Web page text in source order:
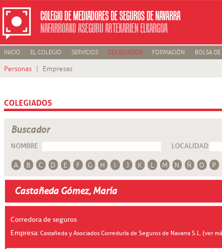
INICIO EL COLEGIO SERVICIOS COLEGIADOS FORMACIÓN BOLSA
Personas Empresas
COLEGIADOS
Buscador
NOMBRE LOCALIDAD
A B C D E F G H I J K L M N Ñ O P
Castañeda Gómez, María
Corredora de seguros
Empresa:Castañeda y Asociados Correduría de Seguros de Navarra S.L. (ver